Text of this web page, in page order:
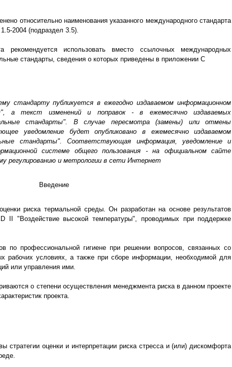
относительно наименования указанного международного стандарта
2004 (подраздел 3.5).
рекомендуется использовать вместо ссылочных международных
стандарты, сведения о которых приведены в приложении С
стандарту публикуется в ежегодно издаваемом информационном
а текст изменений и поправок - в ежемесячно издаваемых
стандарты". В случае пересмотра (замены) или отмены
уведомление будет опубликовано в ежемесячно издаваемом
стандарты". Соответствующая информация, уведомление и
системе общего пользования - на официальном сайте
регулированию и метрологии в сети Интернет
Введение
риска термальной среды. Он разработан на основе результатов
II "Воздействие высокой температуры", проводимых при поддержке
по профессиональной гигиене при решении вопросов, связанных со
рабочих условиях, а также при сборе информации, необходимой для
или управления ими.
о степени осуществления менеджмента риска в данном проекте
проекта.
стратегии оценки и интерпретации риска стресса и (или) дискомфорта